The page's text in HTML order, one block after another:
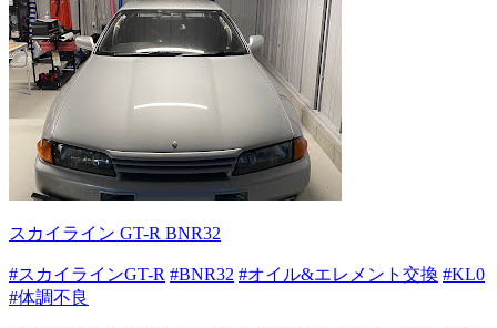
スカイライン GT-R BNR32
#スカイラインGT-R #BNR32 #オイル&エレメント交換 #KL0
#体調不良